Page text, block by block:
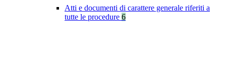
Atti e documenti di carattere generale riferiti a
tutte le procedure 6